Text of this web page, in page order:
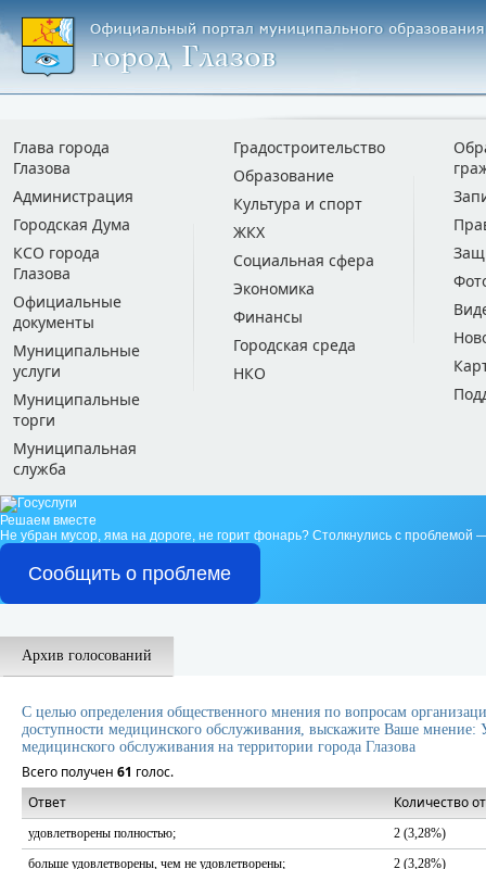
Глава города
Глазова
Администрация
Городская Дума
КСО города
Глазова
Официальные
документы
Муниципальные
услуги
Муниципальные
торги
Муниципальная
служба
Градостроительство
Образование
Культура и спорт
ЖКХ
Социальная сфера
Экономика
Финансы
Городская среда
НКО
Решаем вместе
Не убран мусор, яма на дороге, не горит фонарь? Столкнулись с проблемой
Сообщить о проблеме
Архив голосований
С целью определения общественного мнения по вопросам
доступности медицинского обслуживания, выскажите Ваше мнение:
медицинского обслуживания на территории города Глазова
Всего получен 61 голос.
Ответ
Количество
удовлетворены полностью;
2 (3,28%)
больше удовлетворены, чем не удовлетворены;
2 (3,28%)